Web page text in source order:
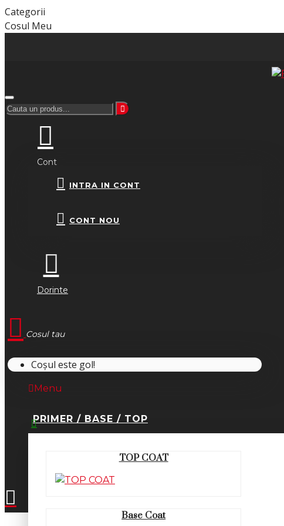
Categorii
Cosul Meu
Cont
INTRA IN CONT
CONT NOU
Dorinte
Cosul tau
Coșul este gol!
Menu
PRIMER / BASE / TOP
TOP COAT
Base Coat
0745.677.518
office@fsm-romania.ro